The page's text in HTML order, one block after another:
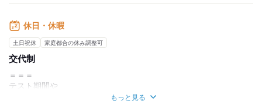
・出勤のタイミングは…
17:00～、17:30～、18:00～
18:30～、21:00～
・退勤のタイミングは…
学生さんは18:00～出勤する方が多め。
21:00～はラスト作業メインのシフトもありますよ。
休日・休暇
土日祝休 家庭都合の休み調整可
交代制
＝＝＝
テスト期間や
もっと見る